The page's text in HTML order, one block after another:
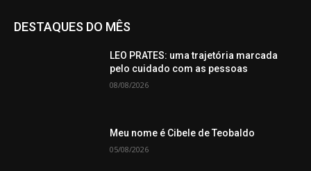
DESTAQUES DO MÊS
LEO PRATES: uma trajetória marcada
pelo cuidado com as pessoas
08/08/2026
Meu nome é Cibele de Teobaldo
05/08/2026